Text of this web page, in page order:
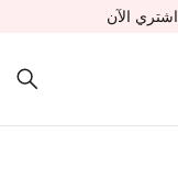
اشتري الآن